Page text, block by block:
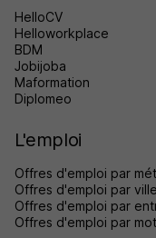
HelloCV
Helloworkplace
BDM
Jobijoba
Maformation
Diplomeo
L'emploi
Offres d'emploi par
Offres d'emploi par ville
Offres d'emploi par
Offres d'emploi par